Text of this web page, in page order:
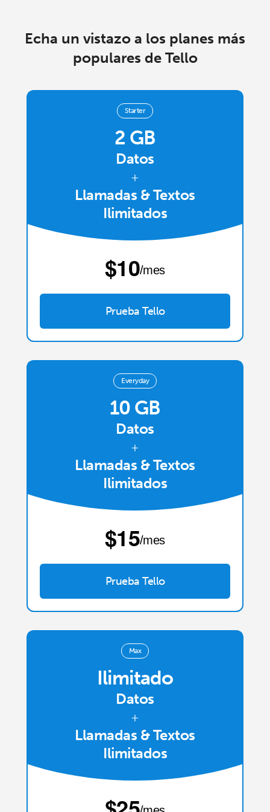
Echa un vistazo a los planes más
populares de Tello
Starter
2 GB
Datos
+
Llamadas & Textos
Ilimitados
⁦$10⁩/mes
Prueba Tello
Everyday
10 GB
Datos
+
Llamadas & Textos
Ilimitados
⁦$15⁩/mes
Prueba Tello
Max
Ilimitado
Datos
+
Llamadas & Textos
Ilimitados